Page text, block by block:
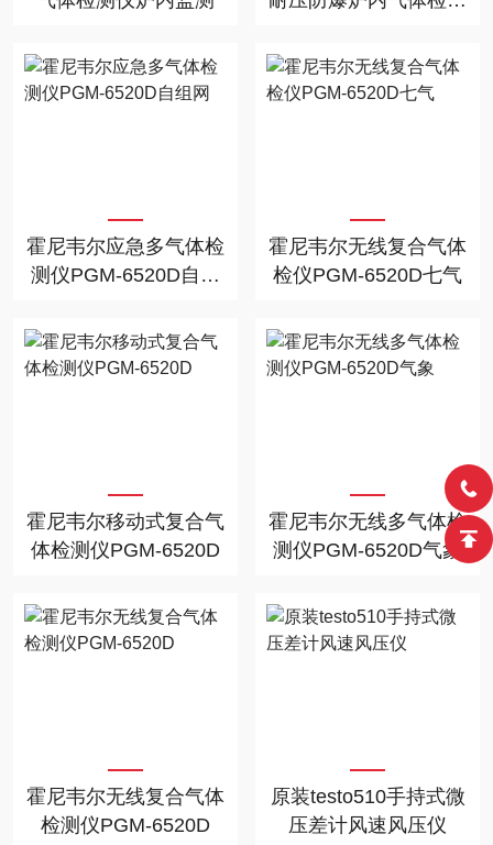
霍尼韦尔应急多气体检
测仪PGM-6520D自组
霍尼韦尔无线复合气体
检仪PGM-6520D七气
霍尼韦尔移动式复合气
体检测仪PGM-6520D
霍尼韦尔无线多气体检
测仪PGM-6520D气象
霍尼韦尔无线复合气体
检测仪PGM-6520D
原装testo510手持式微
压差计风速风压仪